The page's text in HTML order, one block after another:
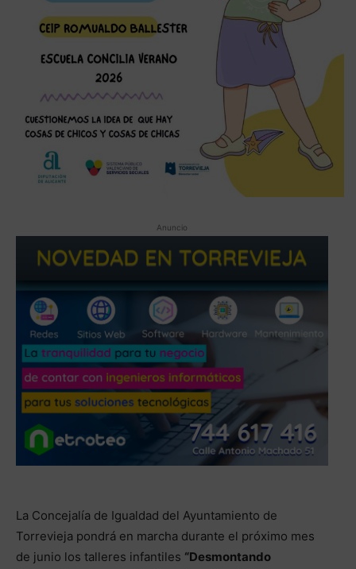
Anuncio
La Concejalía de Igualdad del Ayuntamiento de
Torrevieja pondrá en marcha durante el próximo mes
de junio los talleres infantiles “Desmontando